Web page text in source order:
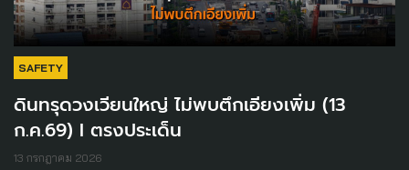
SAFETY
ดินทรุดวงเวียนใหญ่ ไม่พบตึกเอียงเพิ่ม (13
ก.ค.69) I ตรงประเด็น
13 กรกฎาคม 2026